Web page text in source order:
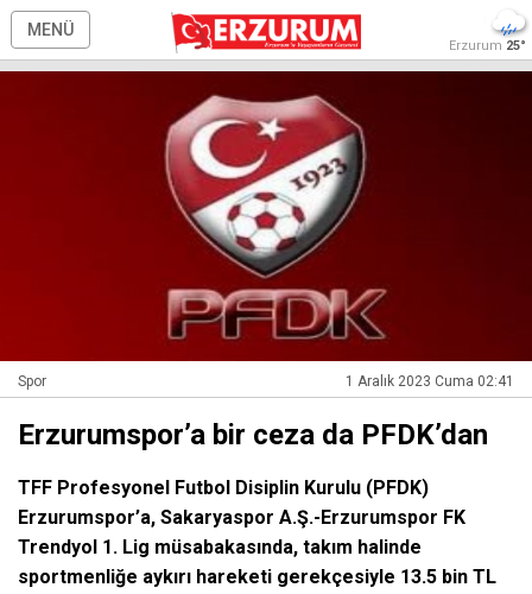
MENÜ
Erzurum 25°
Spor 1 Aralık 2023 Cuma 02:41
Erzurumspor’a bir ceza da PFDK’dan
TFF Profesyonel Futbol Disiplin Kurulu (PFDK)
Erzurumspor’a, Sakaryaspor A.Ş.-Erzurumspor FK
Trendyol 1. Lig müsabakasında, takım halinde
sportmenliğe aykırı hareketi gerekçesiyle 13.5 bin TL